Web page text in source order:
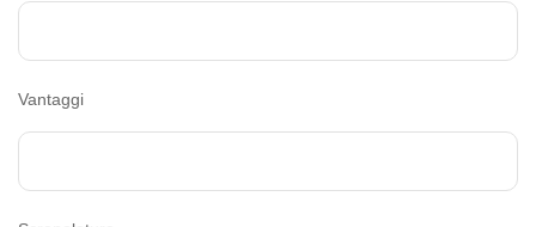
Vantaggi